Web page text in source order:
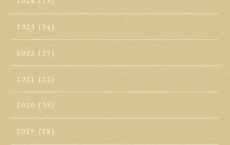
2023 (24)
2022 (29)
2021 (22)
2020 (35)
2019 (18)